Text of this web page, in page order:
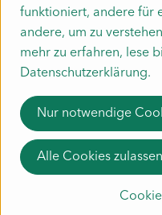
Mitmachen
Fragen zu unserem
Mo. - Do. 8:00 - 12:00 Uhr
und 14:00 - 16:00 Uhr
☏ 07631-9361010
✉︎ lieferservice@piluweri.de
funktioniert, andere für
andere, um zu
mehr zu erfahren, lese
Datenschutzerklärung.
Nur notwendige
Alle Cookies zulassen